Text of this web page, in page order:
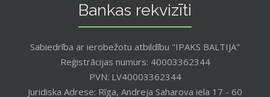
Bankas rekvizīti
Sabiedrība ar ierobežotu atbildību "IPAKS BALTIJA"
Reģistrācijas numurs: 40003362344
PVN: LV40003362344
Juridiska Adrese: Rīga, Andreja Saharova iela 17 - 60